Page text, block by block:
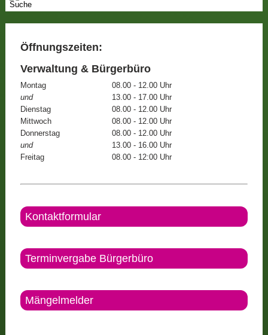
Öffnungszeiten:
Verwaltung & Bürgerbüro
Montag
08.00 - 12.00 Uhr
und
13.00 - 17.00 Uhr
Dienstag
08.00 - 12.00 Uhr
Mittwoch
08.00 - 12.00 Uhr
Donnerstag
08.00 - 12.00 Uhr
und
13.00 - 16.00 Uhr
Freitag
08.00 - 12:00 Uhr
Kontaktformular
Terminvergabe Bürgerbüro
Mängelmelder